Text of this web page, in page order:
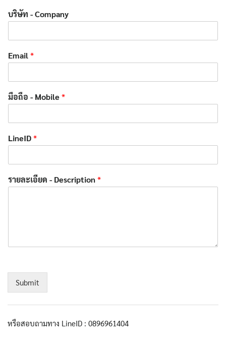
บริษัท - Company
Email*
มือถือ - Mobile*
LineID*
รายละเอียด - Description*
Submit
หรือสอบถามทาง LineID : 0896961404